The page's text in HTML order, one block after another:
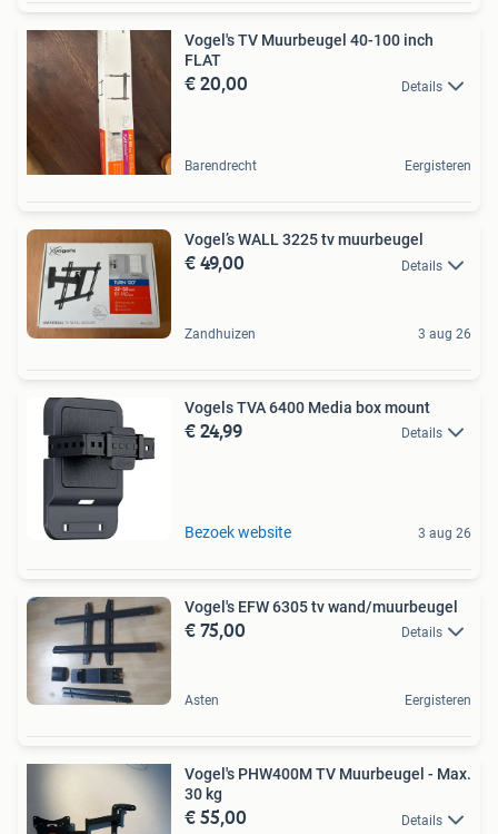
Vogel's TV Muurbeugel 40-100 inch
FLAT
€ 20,00 Details
Barendrecht Eergisteren
Vogel’s WALL 3225 tv muurbeugel
€ 49,00 Details
Zandhuizen 3 aug 26
Vogels TVA 6400 Media box mount
€ 24,99 Details
Bezoek website 3 aug 26
Vogel's EFW 6305 tv wand/muurbeugel
€ 75,00 Details
Asten Eergisteren
Vogel's PHW400M TV Muurbeugel - Max.
30 kg
€ 55,00 Details